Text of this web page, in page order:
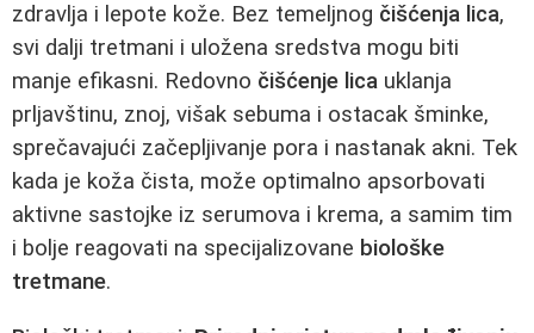
zdravlja i lepote kože. Bez temeljnog čišćenja lica,
svi dalji tretmani i uložena sredstva mogu biti
manje efikasni. Redovno čišćenje lica uklanja
prljavštinu, znoj, višak sebuma i ostacak šminke,
sprečavajući začepljivanje pora i nastanak akni. Tek
kada je koža čista, može optimalno apsorbovati
aktivne sastojke iz serumova i krema, a samim tim
i bolje reagovati na specijalizovane biološke
tretmane.